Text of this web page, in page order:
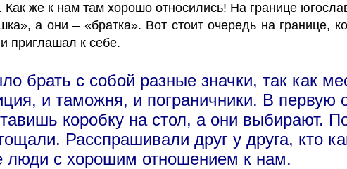
же к нам там хорошо относились! На границе
а они – «братка». Вот стоит очередь на границе,
приглашал к себе.
брать с собой разные значки, так как
и таможня, и пограничники. В первую
коробку на стол, а они выбирают.
Расспрашивали друг у друга, кто
люди с хорошим отношением к нам.